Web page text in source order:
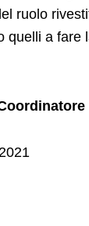
ruolo
quelli a fare